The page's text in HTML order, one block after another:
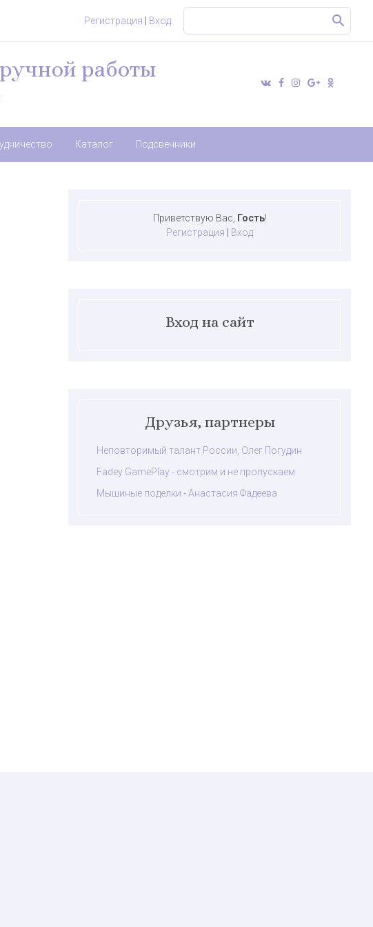
Регистрация Вход
работы
Каталог Подсвечники
Приветствую Вас Гость!
Регистрация
Вход
Вход на сайт
Друзья, партнеры
Неповторимый талант России, Олег Погудин
Fadey GamePlay - смотрим и не пропускаем
Мышиные поделки - Анастасия Фадеева